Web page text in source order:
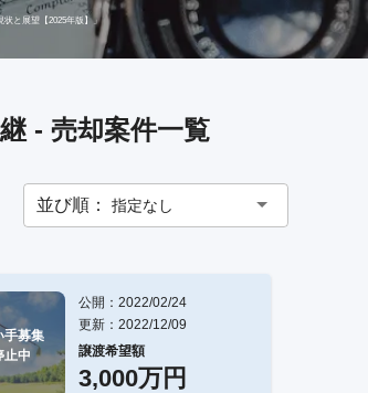
と展望【2025年版】」
- 売却案件一覧
並び順： 指定なし
手募集
止中
公開：2022/02/24
更新：2022/12/09
譲渡希望額
3,000万円